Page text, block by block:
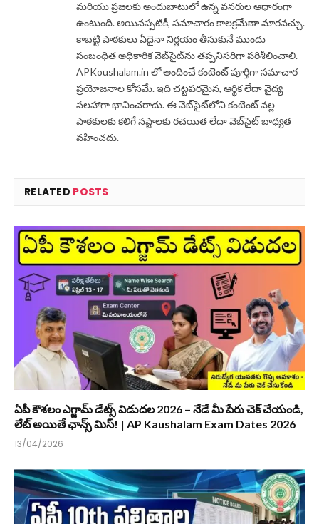
మరియు ప్రజలకు అందుబాటులో ఉన్న వనరుల ఆధారంగా
ఉంటుంది. అయినప్పటికీ, సమాచారం కాలక్రమేణా మారవచ్చు.
కాబట్టి పాఠకులు ఏదైనా నిర్ణయం తీసుకునే ముందు
సంబంధిత అధికారిక వెబ్‌సైట్‌ను తప్పనిసరిగా పరిశీలించాలి.
APKoushalam.in లో అందించే కంటెంట్ పూర్తిగా సమాచార
ప్రయోజనాల కోసమే. ఇది చట్టపరమైన, ఆర్థిక లేదా వైద్య
సలహాగా భావించరాదు. ఈ వెబ్‌సైట్‌లోని కంటెంట్ వల్ల
పాఠకులకు కలిగే నష్టాలకు రచయిత లేదా వెబ్‌సైట్ బాధ్యత
వహించదు.
RELATED POSTS
ఏపీ కౌశలం ఎగ్జామ్ డేట్స్ విడుదల 2026 – నేడే మీ పేరు చెక్ చేయండి,
లేట్ అయితే ఛాన్స్ మిస్! | AP Kaushalam Exam Dates 2026
13/04/2026